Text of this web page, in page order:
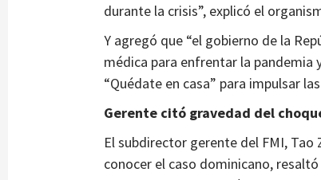
durante la crisis”, explicó el
Y agregó que “el gobierno de la
médica para enfrentar la
“Quédate en casa” para impulsar
Gerente citó gravedad del
El subdirector gerente del FMI,
conocer el caso dominicano,